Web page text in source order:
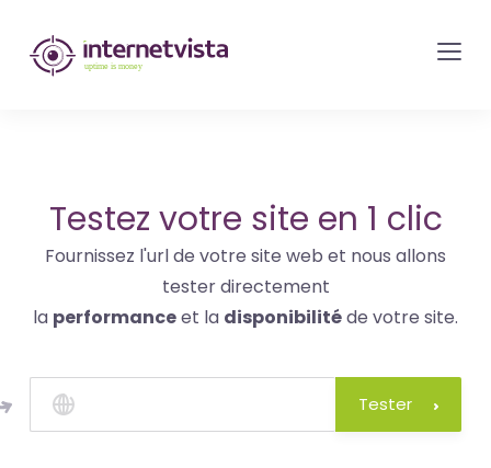
internetvista
monitoring
site
web
et
de
services
internet-
Uptime
is
Testez votre site en 1 clic
Fournissez l'url de votre site web et nous allons
tester directement
la performanceet la disponibilitéde votre site.
Tester